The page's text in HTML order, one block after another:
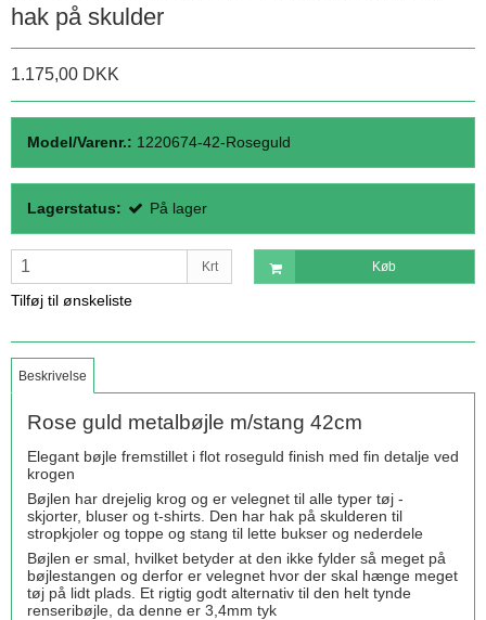
hak på skulder
1.175,00 DKK
Model/Varenr.: 1220674-42-Roseguld
Lagerstatus: På lager
Krt Køb
Tilføj til ønskeliste
Beskrivelse
Rose guld metalbøjle m/stang 42cm
Elegant bøjle fremstillet i flot roseguld finish med fin detalje ved
krogen
Bøjlen har drejelig krog og er velegnet til alle typer tøj -
skjorter, bluser og t-shirts. Den har hak på skulderen til
stropkjoler og toppe og stang til lette bukser og nederdele
Bøjlen er smal, hvilket betyder at den ikke fylder så meget på
bøjlestangen og derfor er velegnet hvor der skal hænge meget
tøj på lidt plads. Et rigtig godt alternativ til den helt tynde
renseribøjle, da denne er 3,4mm tyk